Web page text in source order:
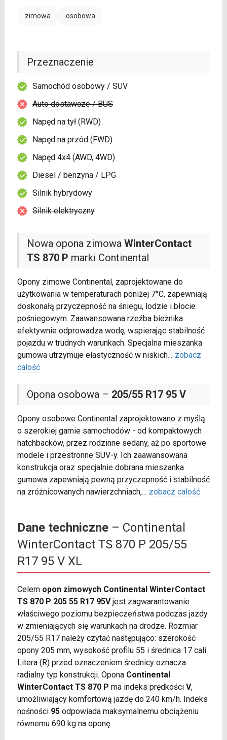
zimowa osobowa
Nowa opona zimowa WinterContact
TS 870 P marki Continental
Opony zimowe Continental, zaprojektowane do
użytkowania w temperaturach poniżej 7°C, zapewniają
doskonałą przyczepność na śniegu, lodzie i błocie
pośniegowym. Zaawansowana rzeźba bieżnika
efektywnie odprowadza wodę, wspierając stabilność
pojazdu w trudnych warunkach. Specjalna mieszanka
gumowa utrzymuje elastyczność w niskich... zobacz
całość
Opona osobowa – 205/55 R17 95 V
Opony osobowe Continental zaprojektowano z myślą
o szerokiej gamie samochodów - od kompaktowych
hatchbacków, przez rodzinne sedany, aż po sportowe
modele i przestronne SUV-y. Ich zaawansowana
konstrukcja oraz specjalnie dobrana mieszanka
gumowa zapewniają pewną przyczepność i stabilność
na zróżnicowanych nawierzchniach,... zobacz całość
Przeznaczenie
Samochód osobowy / SUV
Auto dostawcze / BUS
Napęd na tył (RWD)
Napęd na przód (FWD)
Napęd 4x4 (AWD, 4WD)
Diesel / benzyna / LPG
Silnik hybrydowy
Silnik elektryczny
Dane techniczne– Continental
WinterContact TS 870 P 205/55
R17 95 V XL
Celem opon zimowych Continental WinterContact
TS 870 P 205 55 R17 95Vjest zagwarantowanie
właściwego poziomu bezpieczeństwa podczas jazdy
w zmieniających się warunkach na drodze. Rozmiar
205/55 R17 należy czytać następująco: szerokość
opony 205 mm, wysokość profilu 55 i średnica 17 cali.
Litera (R) przed oznaczeniem średnicy oznacza
radialny typ konstrukcji. Opona Continental
WinterContact TS 870 P ma indeks prędkości V,
umożliwiający komfortową jazdę do 240 km/h. Indeks
nośności 95odpowiada maksymalnemu obciążeniu
równemu 690 kg na oponę.